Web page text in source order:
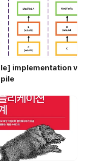
말
implementation v